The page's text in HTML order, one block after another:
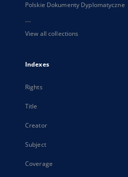
Polskie Dokumenty Dyplomatyczne
...
View all collections
Indexes
Rights
Title
Creator
Subject
Coverage